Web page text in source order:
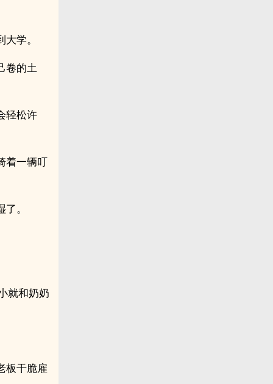
学。
卷的土
轻松许
着一辆叮
。
就和奶奶
板干脆雇